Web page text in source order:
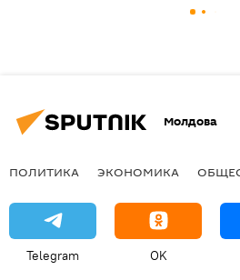
Молдова
ПОЛИТИКА ЭКОНОМИКА
Telegram OK